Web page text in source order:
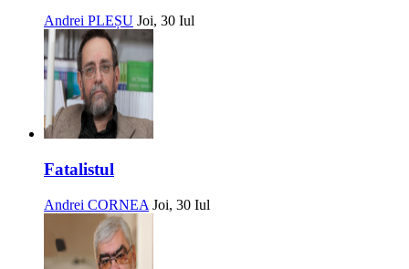
Andrei PLEȘU Joi, 30 Iul
Fatalistul
Andrei CORNEA Joi, 30 Iul